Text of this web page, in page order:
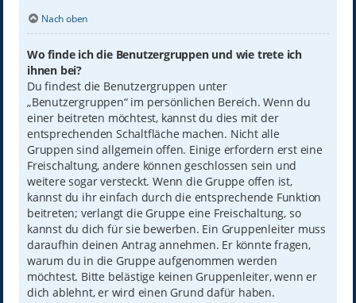
Nach oben
Wo finde ich die Benutzergruppen und wie trete ich
ihnen bei?
Du findest die Benutzergruppen unter
„Benutzergruppen“ im persönlichen Bereich. Wenn du
einer beitreten möchtest, kannst du dies mit der
entsprechenden Schaltfläche machen. Nicht alle
Gruppen sind allgemein offen. Einige erfordern erst eine
Freischaltung, andere können geschlossen sein und
weitere sogar versteckt. Wenn die Gruppe offen ist,
kannst du ihr einfach durch die entsprechende Funktion
beitreten; verlangt die Gruppe eine Freischaltung, so
kannst du dich für sie bewerben. Ein Gruppenleiter muss
daraufhin deinen Antrag annehmen. Er könnte fragen,
warum du in die Gruppe aufgenommen werden
möchtest. Bitte belästige keinen Gruppenleiter, wenn er
dich ablehnt, er wird einen Grund dafür haben.